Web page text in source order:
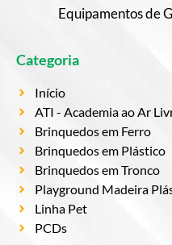
Equipamentos de
Categoria
Início
ATI - Academia ao Ar
Brinquedos em Ferro
Brinquedos em Plástico
Brinquedos em Tronco
Playground Madeira
Linha Pet
PCDs